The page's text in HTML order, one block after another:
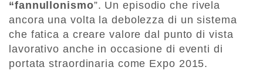
“fannullonismo”. Un episodio che rivela
ancora una volta la debolezza di un sistema
che fatica a creare valore dal punto di vista
lavorativo anche in occasione di eventi di
portata straordinaria come Expo 2015.